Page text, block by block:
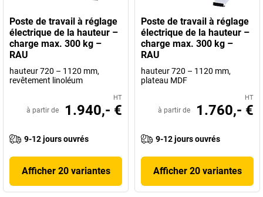
Poste de travail à réglage
électrique de la hauteur –
charge max. 300 kg –
RAU
hauteur 720 – 1120 mm,
revêtement linoléum
HT
à partir de 1.940,- €
9-12 jours ouvrés
Afficher 20 variantes
Poste de travail à réglage
électrique de la hauteur –
charge max. 300 kg –
RAU
hauteur 720 – 1120 mm,
plateau MDF
HT
à partir de 1.760,- €
9-12 jours ouvrés
Afficher 20 variantes